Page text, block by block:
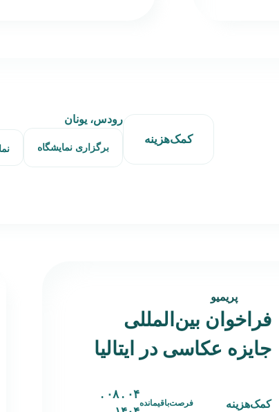
کمک‌هزینه
رودس، یونان
برگزاری نمایشگاه
پریمیو
فراخوان بین‌المللی
جایزه عکاسی در ایتالیا
کمک‌هزینه فرصت‌باقیمانده
۰۴ . ۰۸ .